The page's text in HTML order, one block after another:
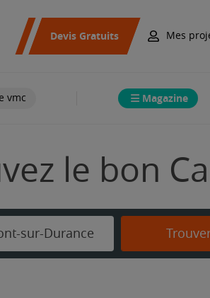
Devis Gratuits Mes
vmc Magazine
le bon
sur-Durance